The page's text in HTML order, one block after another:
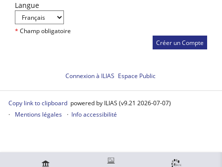
Langue
* Champ obligatoire
Connexion à ILIAS Espace Public
Copy link to clipboard powered by ILIAS (v9.21 2026-07-07)
Mentions légales
Info accessibilité